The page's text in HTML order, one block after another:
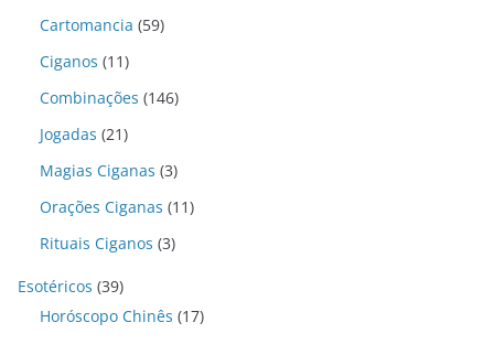
Cartomancia (59)
Ciganos (11)
Combinações (146)
Jogadas (21)
Magias Ciganas (3)
Orações Ciganas (11)
Rituais Ciganos (3)
Esotéricos (39)
Horóscopo Chinês (17)